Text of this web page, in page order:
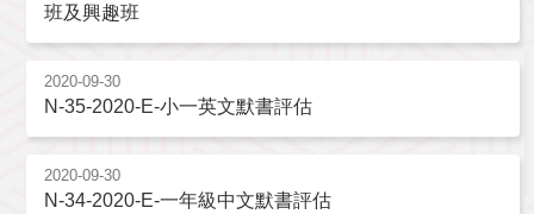
班及興趣班
2020-09-30
N-35-2020-E-小一英文默書評估
2020-09-30
N-34-2020-E-一年級中文默書評估